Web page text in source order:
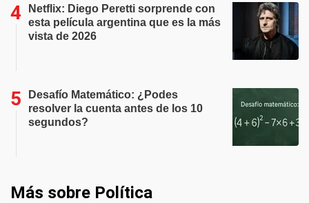
Netflix: Diego Peretti sorprende con
esta película argentina que es la más
vista de 2026
Desafío Matemático: ¿Podes
resolver la cuenta antes de los 10
segundos?
Más sobre Política